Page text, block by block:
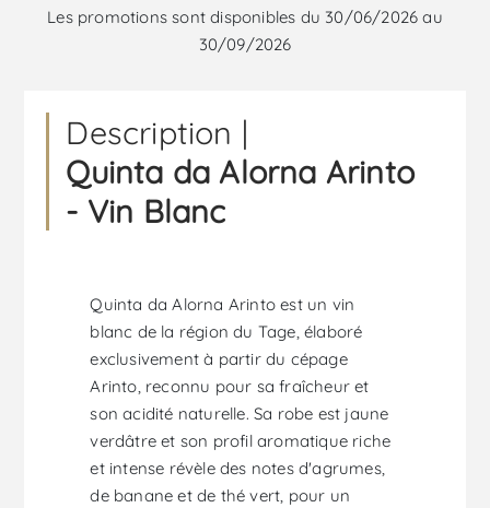
Les promotions sont disponibles du 30/06/2026 au
30/09/2026
Description |
Quinta da Alorna Arinto
- Vin Blanc
Quinta da Alorna Arinto est un vin
blanc de la région du Tage, élaboré
exclusivement à partir du cépage
Arinto, reconnu pour sa fraîcheur et
son acidité naturelle. Sa robe est jaune
verdâtre et son profil aromatique riche
et intense révèle des notes d'agrumes,
de banane et de thé vert, pour un